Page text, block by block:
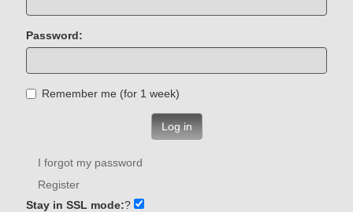
Password:
Remember me (for 1 week)
Log in
I forgot my password
Register
Stay in SSL mode:?